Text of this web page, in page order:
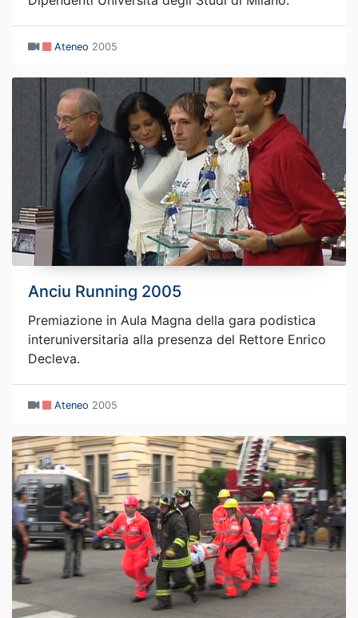
Ateneo 2005
Anciu Running 2005
Premiazione in Aula Magna della gara podistica
interuniversitaria alla presenza del Rettore Enrico
Decleva.
Ateneo 2005